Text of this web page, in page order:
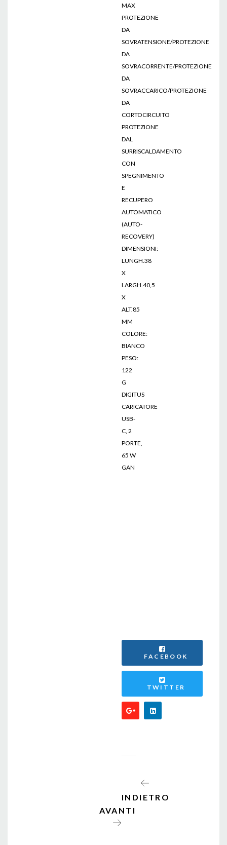
MAX
PROTEZIONE
DA
SOVRATENSIONE/PROTEZIONE
DA
SOVRACORRENTE/PROTEZIONE
DA
SOVRACCARICO/PROTEZIONE
DA
CORTOCIRCUITO
PROTEZIONE
DAL
SURRISCALDAMENTO
CON
SPEGNIMENTO
E
RECUPERO
AUTOMATICO
(AUTO-
RECOVERY)
DIMENSIONI:
LUNGH.38
X
LARGH.40,5
X
ALT.85
MM
COLORE:
BIANCO
PESO:
122
G
DIGITUS
CARICATORE
USB-
C, 2
PORTE,
65 W
GAN
FACEBOOK
TWITTER
INDIETRO
AVANTI